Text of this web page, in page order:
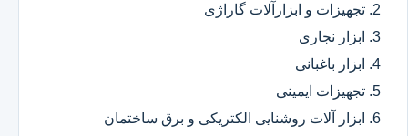
تجهیزات و ابزارآلات گاراژی
ابزار نجاری
ابزار باغبانی
تجهیزات ایمینی
ابزار آلات روشنایی الکتریکی و برق ساختمان